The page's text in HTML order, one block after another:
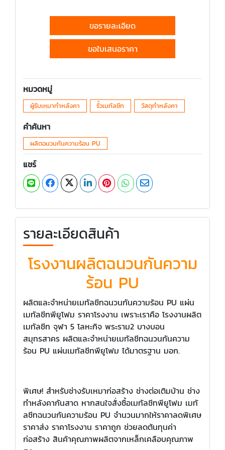
ขอรายละเอียด
ขอใบเสนอราคา
หมวดหมู่
ผู้รับเหมาทำหลังคา รั้วเมทัลชีท วัสดุทำหลังคา
คำค้นหา
ผลิตฉนวนกันความร้อน PU
แชร์
รายละเอียดสินค้า
โรงงานผลิตฉนวนกันความ
ร้อน PU
ผลิตและจำหน่ายเมทัลชีทฉนวนกันความร้อน PU แผ่น
เมทัลชีทพียูโฟม ราคาโรงงาน เพราะเราคือ โรงงานผลิต
เมทัลชีท จุฬา 5 โลหะกิจ พระราม2 บางบอน
สมุทรสาคร ผลิตและจำหน่ายเมทัลชีทฉนวนกันความ
ร้อน PU แผ่นเมทัลชีทพียูโฟม ได้มาตรฐาน มอก.
พิเศษ! สำหรับช่างรับเหมาก่อสร้าง ช่างต่อเติมบ้าน ช่าง
ทำหลังคากันสาด หากสนใจสั่งซื้อเมทัลชีทพียูโฟม เมทั
ลชีทฉนวนกันความร้อน PU จำนวนมากให้ราคาลดพิเศษ
ราคาส่ง ราคาโรงงาน ราคาถูก ช่วยลดต้นทุนค่า
ก่อสร้าง สินค้าคุณภาพผลิตจากเหล็กเคลือบคุณภาพ